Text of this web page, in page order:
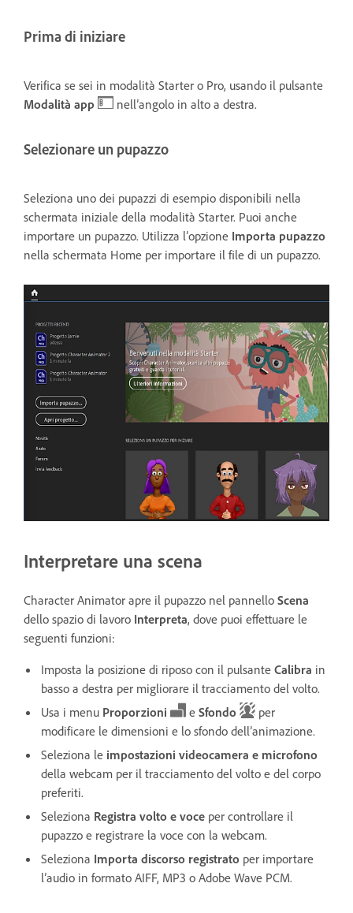
Prima di iniziare
Verifica se sei in modalità Starter o Pro, usando il pulsante
Modalità app
nell’angolo in alto a destra.
Selezionare un pupazzo
Seleziona uno dei pupazzi di esempio disponibili nella
schermata iniziale della modalità Starter. Puoi anche
importare un pupazzo. Utilizza l’opzione Importa pupazzo
nella schermata Home per importare il file di un pupazzo.
Interpretare una scena
Character Animator apre il pupazzo nel pannello Scena
dello spazio di lavoro Interpreta, dove puoi effettuare le
seguenti funzioni:
Imposta la posizione di riposo con il pulsante Calibra in
basso a destra per migliorare il tracciamento del volto.
Usa i menu Proporzioni e Sfondo
per
modificare le dimensioni e lo sfondo dell’animazione.
Seleziona le impostazioni videocamera e microfono
della webcam per il tracciamento del volto e del corpo
preferiti.
Seleziona Registra volto e voce per controllare il
pupazzo e registrare la voce con la webcam.
Seleziona Importa discorso registrato per importare
l’audio in formato AIFF, MP3 o Adobe Wave PCM.